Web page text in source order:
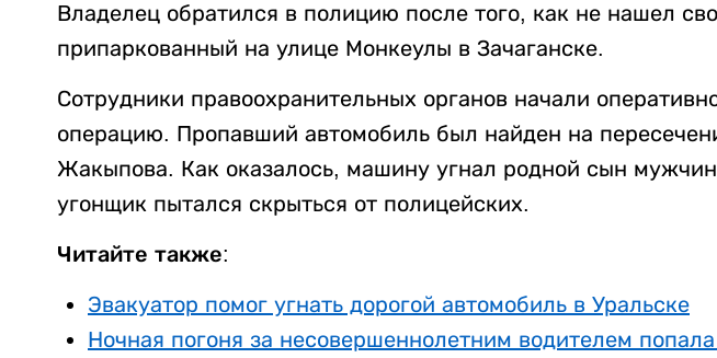
Владелец обратился в полицию после того, как не нашел
припаркованный на улице Монкеулы в Зачаганске.
Сотрудники правоохранительных органов начали
операцию. Пропавший автомобиль был найден на
Жакыпова. Как оказалось, машину угнал родной сын
угонщик пытался скрыться от полицейских.
Читайте также:
Эвакуатор помог угнать дорогой автомобиль в Уральске
Ночная погоня за несовершеннолетним водителем